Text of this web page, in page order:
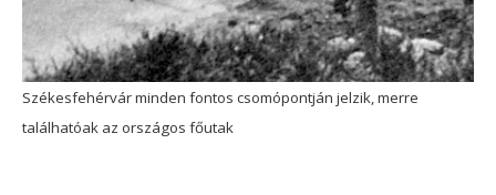
Székesfehérvár minden fontos csomópontján jelzik, merre
találhatóak az országos főutak